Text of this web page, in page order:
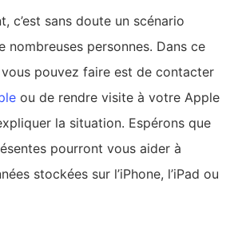
c’est sans doute un scénario
nombreuses personnes. Dans ce
pouvez faire est de contacter
ou de rendre visite à votre Apple
la situation. Espérons que
pourront vous aider à
stockées sur l’iPhone, l’iPad ou